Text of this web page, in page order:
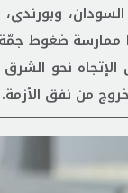
كل من اليمن وجنوب
ممارسة ضغوط
نحو
من نفق الأزمة.